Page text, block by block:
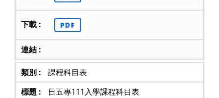
PDF
課程科目表
日五專111入學課程科目表